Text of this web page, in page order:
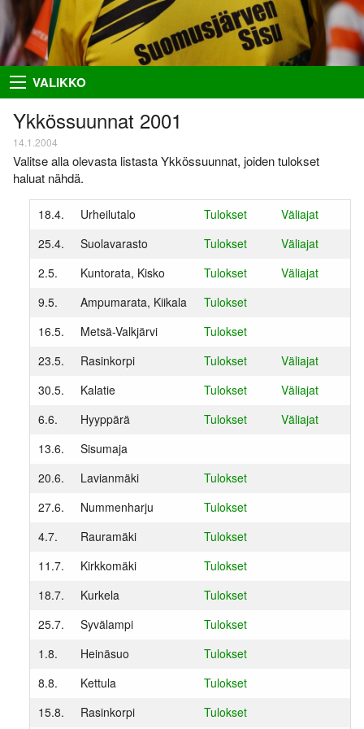
VALIKKO
Takaisin
Hiihto
Palloilu- ja yleisurheilu
Sisumaja
Suunnistus
Menneitä
Takaisin
Riston Hölkkä
Ykkössuunnat
AIEMMAT
Salon Seudun Rastiviesti 2023
suunnistusmestaruuskilpailut
28.8.2021
Varsinais-Suomen Rastipäivät
Varsinais-Suomen AM-yö
7.9.2018
Varsinais-Suomen AM-
Takaisin
Kuvat
Puvut
SUUNNISTAJILLE
Ilmoittautumisohjeet
Timo Rapakko
Takaisin
Seuraesittely
Organisaatio
SEURAA MEITÄ
Facebook
Ykkössuunnat 2001
14.1.2004
Valitse alla olevasta listasta Ykkössuunnat, joiden tulokset
haluat nähdä.
18.4. Urheilutalo Tulokset
Väliajat
25.4.
Suolavarasto Tulokset
Väliajat
2.5.
Kuntorata, Kisko Tulokset
Väliajat
9.5.
Ampumarata, Kiikala
Tulokset
16.5.
Metsä-Valkjärvi
Tulokset
23.5.
Rasinkorpi Tulokset
Väliajat
30.5.
Kalatie Tulokset
Väliajat
6.6.
Hyyppärä Tulokset
Väliajat
13.6.
Sisumaja
20.6.
Lavianmäki
Tulokset
27.6.
Nummenharju
Tulokset
4.7.
Rauramäki
Tulokset
11.7.
Kirkkomäki
Tulokset
18.7.
Kurkela
Tulokset
25.7.
Syvälampi
Tulokset
1.8.
Heinäsuo
Tulokset
8.8.
Kettula
Tulokset
15.8.
Rasinkorpi Tulokset